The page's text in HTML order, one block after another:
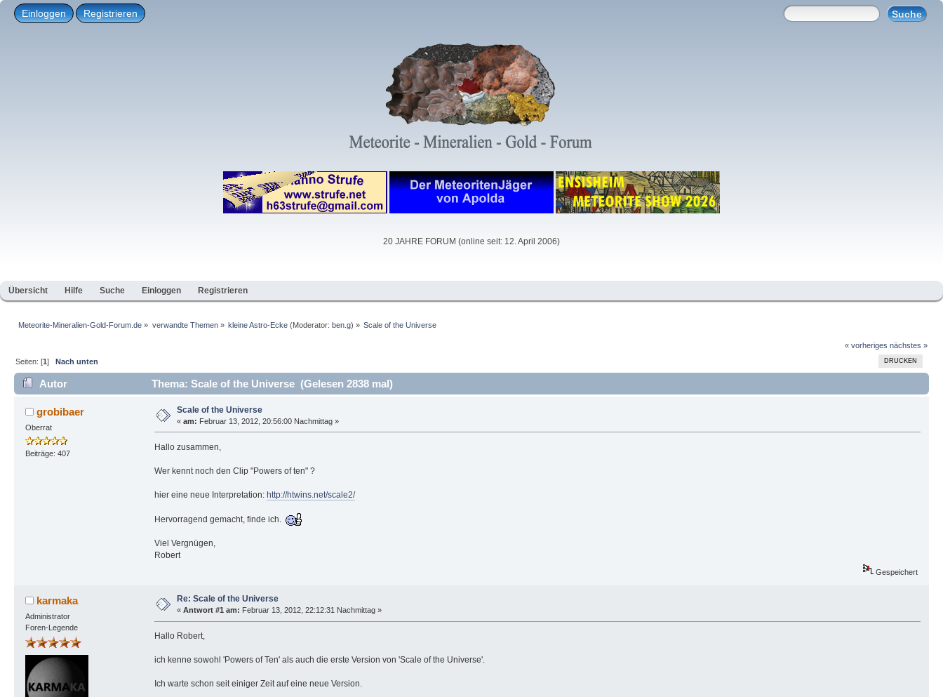
Einloggen Registrieren
20 JAHRE FORUM (online seit: 12. April 2006)
Übersicht Hilfe Suche Einloggen Registrieren
Meteorite-Mineralien-Gold-Forum.de » verwandte Themen» kleine Astro-Ecke(Moderator: ben.g) » Scale of the Universe
« vorheriges nächstes »
DRUCKEN
Seiten: [1]Nach unten
Autor Thema: Scale of the Universe (Gelesen 2838 mal)
grobibaer
Oberrat
Beiträge: 407
Scale of the Universe
« am: Februar 13, 2012, 20:56:00 Nachmittag »
Hallo zusammen,
Wer kennt noch den Clip "Powers of ten" ?
hier eine neue Interpretation: http://htwins.net/scale2/
Hervorragend gemacht, finde ich.
Viel Vergnügen,
Robert
Gespeichert
karmaka
Administrator
Foren-Legende
Re: Scale of the Universe
« Antwort #1 am: Februar 13, 2012, 22:12:31 Nachmittag »
Hallo Robert,
ich kenne sowohl 'Powers of Ten' als auch die erste Version von 'Scale of the Universe'.
Ich warte schon seit einiger Zeit auf eine neue Version.